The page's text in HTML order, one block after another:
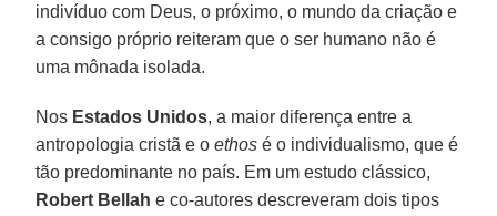
indivíduo com Deus, o próximo, o mundo da criação e
a consigo próprio reiteram que o ser humano não é
uma mônada isolada.
Nos Estados Unidos, a maior diferença entre a
antropologia cristã e oethos é o individualismo, que é
tão predominante no país. Em um estudo clássico,
Robert Bellah e co-autores descreveram dois tipos